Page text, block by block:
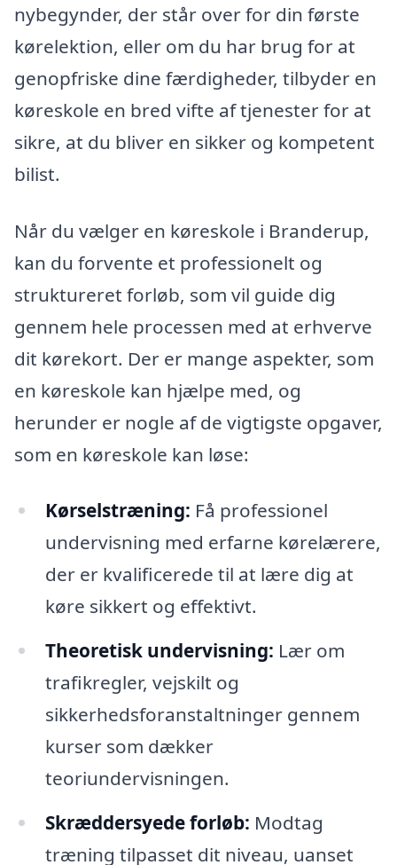
nybegynder, der står over for din første
kørelektion, eller om du har brug for at
genopfriske dine færdigheder, tilbyder en
køreskole en bred vifte af tjenester for at
sikre, at du bliver en sikker og kompetent
bilist.
Når du vælger en køreskole i Branderup,
kan du forvente et professionelt og
struktureret forløb, som vil guide dig
gennem hele processen med at erhverve
dit kørekort. Der er mange aspekter, som
en køreskole kan hjælpe med, og
herunder er nogle af de vigtigste opgaver,
som en køreskole kan løse:
Kørselstræning: Få professionel
undervisning med erfarne kørelærere,
der er kvalificerede til at lære dig at
køre sikkert og effektivt.
Theoretisk undervisning: Lær om
trafikregler, vejskilt og
sikkerhedsforanstaltninger gennem
kurser som dækker
teoriundervisningen.
Skræddersyede forløb: Modtag
træning tilpasset dit niveau, uanset